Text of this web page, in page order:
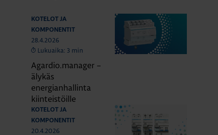
KOTELOT JA
KOMPONENTIT
28.4.2026
Lukuaika: 3 min
Agardio.manager –
älykäs
energianhallinta
kiinteistöille
KOTELOT JA
KOMPONENTIT
20.4.2026